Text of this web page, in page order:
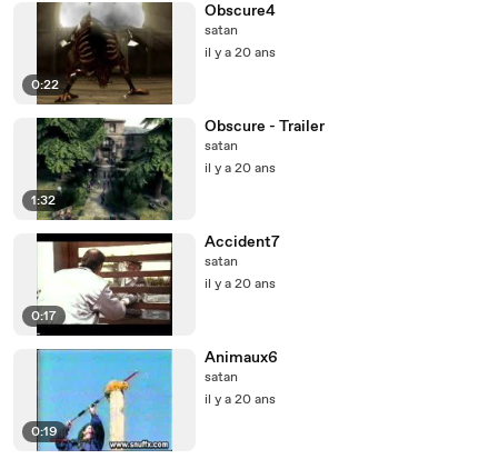
0:22
Obscure4
satan
il y a 20 ans
1:32
Obscure - Trailer
satan
il y a 20 ans
0:17
Accident7
satan
il y a 20 ans
0:19
Animaux6
satan
il y a 20 ans